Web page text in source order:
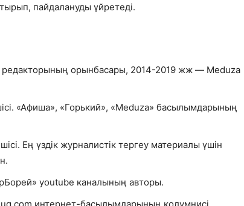
пайдалануды үйретеді.
редакторының орынбасары, 2014-2019 жж — Meduza
«Афиша», «Горький», «Meduza» басылымдарының
Ең үздік журналистік тергеу материалы үшін
youtube каналының авторы.